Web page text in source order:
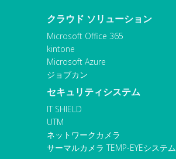
クラウド ソリューション
Microsoft Office 365
kintone
Microsoft Azure
ジョブカン
セキュリティシステム
IT SHIELD
UTM
ネットワークカメラ
サーマルカメラ TEMP-EYEシステム